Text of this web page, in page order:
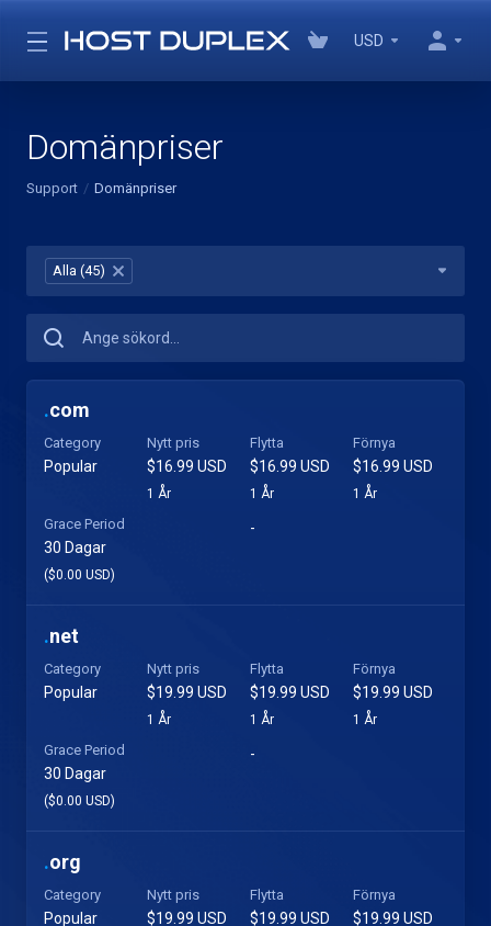
USD
Domänpriser
Support Domänpriser
Alla (45) ×
.com
Category
Popular
Nytt pris
$16.99 USD
1 År
Flytta
$16.99 USD
1 År
Förnya
$16.99 USD
1 År
Grace Period
30 Dagar
($0.00 USD)
-
.net
Category
Popular
Nytt pris
$19.99 USD
1 År
Flytta
$19.99 USD
1 År
Förnya
$19.99 USD
1 År
Grace Period
30 Dagar
($0.00 USD)
-
.org
Category
Popular
Nytt pris
$19.99 USD
Flytta
$19.99 USD
Förnya
$19.99 USD